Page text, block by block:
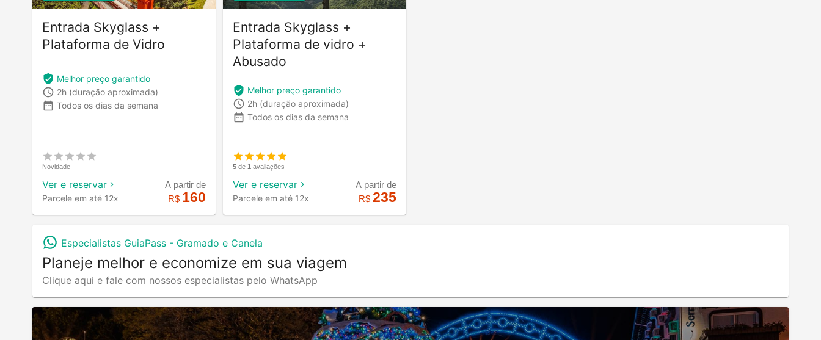
Entrada Skyglass +
Plataforma de Vidro
Melhor preço garantido
2h (duração aproximada)
Todos os dias da semana
Novidade
Ver e reservar
Parcele em até 12x
A partir de
R$ 160
Entrada Skyglass +
Plataforma de vidro +
Abusado
Melhor preço garantido
2h (duração aproximada)
Todos os dias da semana
5 de 1 avaliações
Ver e reservar
Parcele em até 12x
A partir de
R$ 235
Especialistas GuiaPass - Gramado e Canela
Planeje melhor e economize em sua viagem
Clique aqui e fale com nossos especialistas pelo WhatsApp